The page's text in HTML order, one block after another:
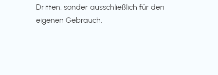
Dritten, sonder ausschließlich für den
eigenen Gebrauch.